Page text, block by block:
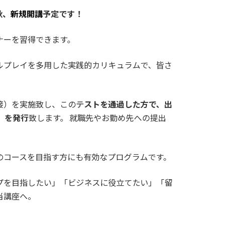
新規開講予定です！
を習得できます。
プレイを多用した実践的カリキュラムで、皆さ
）を実施致し、このテストを通過した方で、出
を発行致します。 就職先やお勤め先への提出
ースを目指す方にも有効なプログラムです。
目指したい」「ビジネスに役立てたい」「留
座へ。